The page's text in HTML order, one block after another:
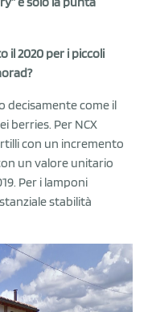
il 2020 per i piccoli
decisamente come il
berries. Per NCX
con un incremento
un valore unitario
Per i lamponi
stabilità